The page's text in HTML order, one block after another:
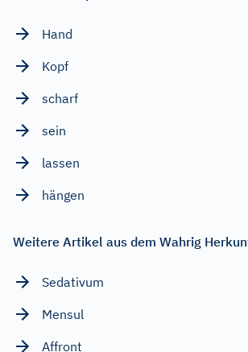
Hand
Kopf
scharf
sein
lassen
hängen
Weitere Artikel aus dem Wahrig
Sedativum
Mensul
Affront